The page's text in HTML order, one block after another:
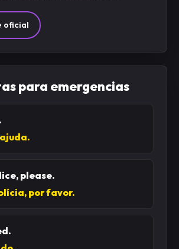
oficial
para emergencias
please.
por favor.